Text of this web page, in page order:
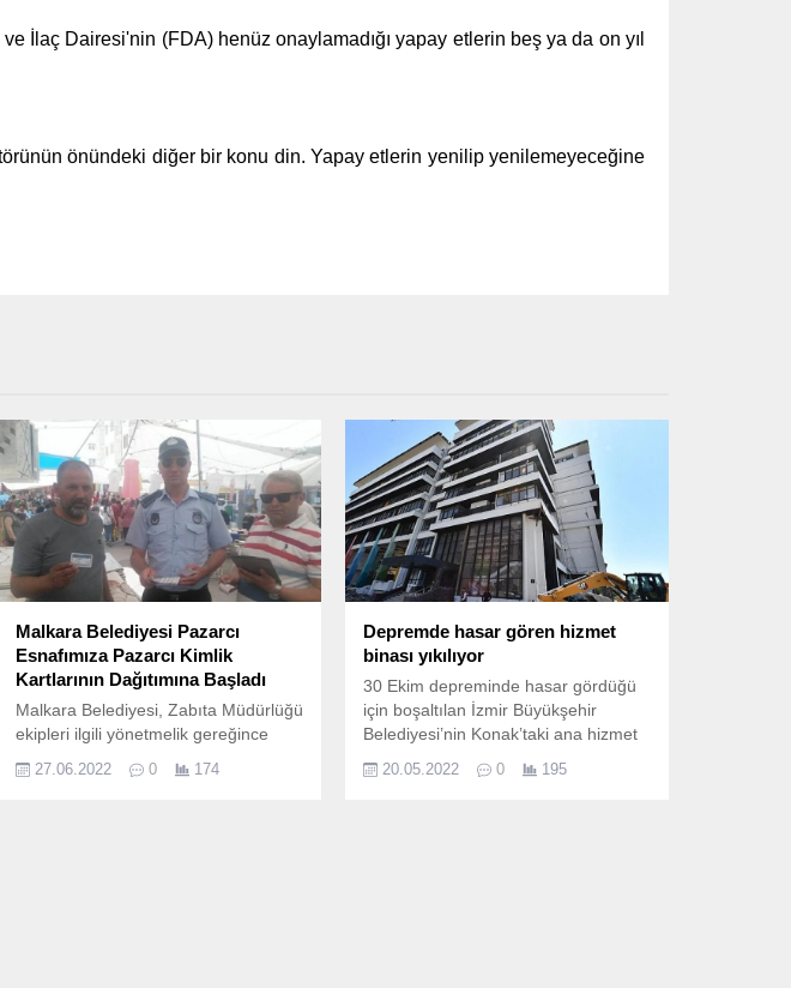
İlaç Dairesi'nin (FDA) henüz onaylamadığı yapay etlerin beş ya da on yıl
önündeki diğer bir konu din. Yapay etlerin yenilip yenilemeyeceğine
Malkara Belediyesi Pazarcı
Esnafımıza Pazarcı Kimlik
Kartlarının Dağıtımına Başladı
Malkara Belediyesi, Zabıta Müdürlüğü
ekipleri ilgili yönetmelik gereğince
pazarcı esnafımıza pazarcı kimlik
27.06.2022 0 174
Depremde hasar gören hizmet
binası yıkılıyor
30 Ekim depreminde hasar gördüğü
için boşaltılan İzmir Büyükşehir
Belediyesi’nin Konak’taki ana hizmet
20.05.2022 0 195